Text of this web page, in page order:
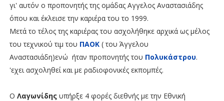
γι' αυτόν ο προπονητής της ομάδας Αγγελος Αναστασιάδης
όπου και έκλεισε την καριέρα του το 1999.
Μετά το τέλος της καριέρας του ασχολήθηκε αρχικά ως μέλος
του τεχνικού τιμ του ΠΑΟΚ( του Άγγελου
Αναστασιάδη)ενώ ήταν προπονητής του Πολυκάστρου.
'εχει ασχοληθεί και με ραδιοφονικές εκπομπές.
Ο Λαγωνίδηςυπήρξε 4 φορές διεθνής με την Εθνική